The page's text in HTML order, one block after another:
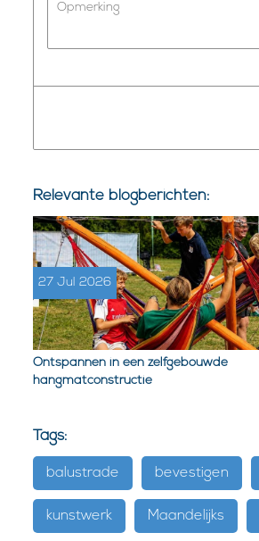
Relevante blogberichten:
27 Jul 2026
Ontspannen in een zelfgebouwde
hangmatconstructie
Tags:
balustrade bevestigen
kunstwerk Maandelijks